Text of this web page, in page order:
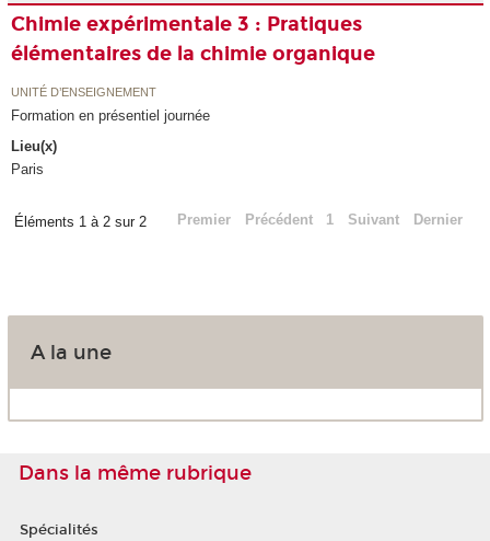
Chimie expérimentale 3 : Pratiques
élémentaires de la chimie organique
UNITÉ D’ENSEIGNEMENT
Formation en présentiel journée
Lieu(x)
Paris
Éléments 1 à 2 sur 2 Premier Précédent 1 Suivant Dernier
A la une
Dans la même rubrique
Spécialités